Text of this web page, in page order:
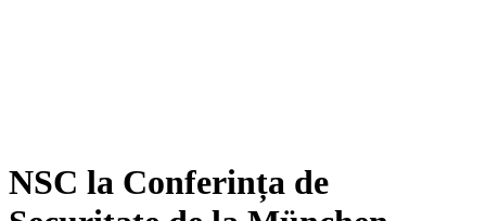
NSC la Conferința de